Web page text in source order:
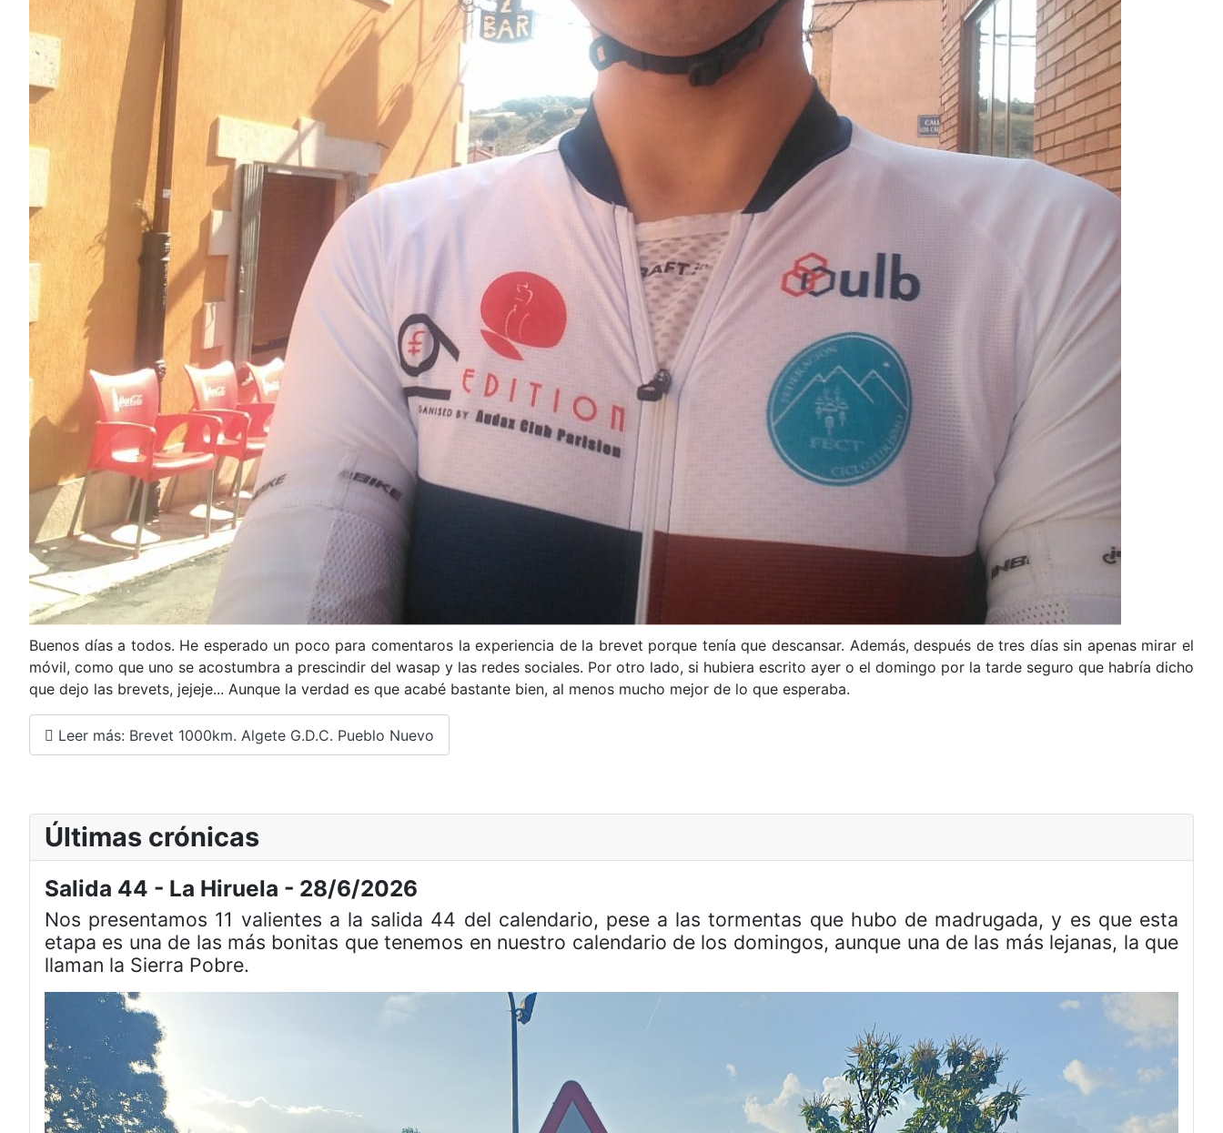
Buenos días a todos. He esperado un poco para comentaros la experiencia de la brevet porque tenía que descansar. Además, después de tres días sin apenas mirar el
móvil, como que uno se acostumbra a prescindir del wasap y las redes sociales. Por otro lado, si hubiera escrito ayer o el domingo por la tarde seguro que habría dicho
que dejo las brevets, jejeje... Aunque la verdad es que acabé bastante bien, al menos mucho mejor de lo que esperaba.
Leer más: Brevet 1000km. Algete G.D.C. Pueblo Nuevo
Últimas crónicas
Salida 44 - La Hiruela - 28/6/2026
Nos presentamos 11 valientes a la salida 44 del calendario, pese a las tormentas que hubo de madrugada, y es que esta
etapa es una de las más bonitas que tenemos en nuestro calendario de los domingos, aunque una de las más lejanas, la que
llaman la Sierra Pobre.